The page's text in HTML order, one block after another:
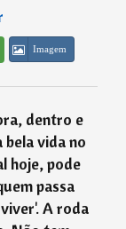
Imagem
dentro e
vida no
hoje, pode
passa
A roda